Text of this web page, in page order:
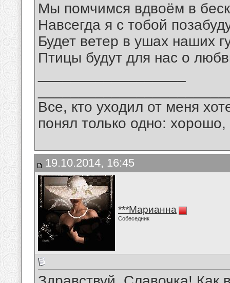
Мы помчимся вдвоём в
Навсегда я с тобой
Будет ветер в ушах наших
Птицы будут для нас о
Все, кто уходил от меня
понял только одно:
19.10.2014, 16:45
***Марианна
Собеседник